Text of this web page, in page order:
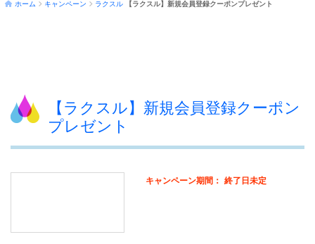
ホーム キャンペーン ラクスル 【ラクスル】新規会員登録クーポンプレゼント
【ラクスル】新規会員登録クーポン
プレゼント
キャンペーン期間： 終了日未定